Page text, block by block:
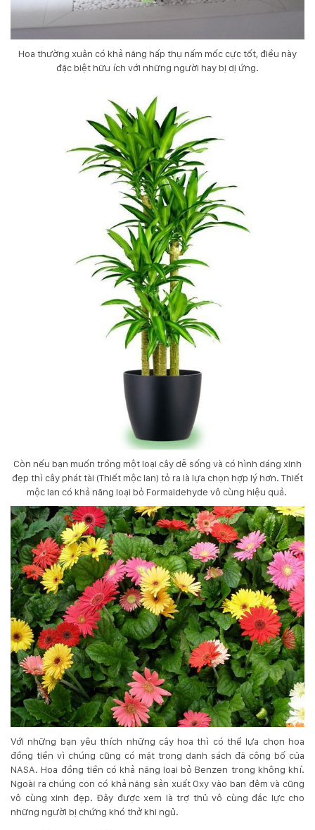
Hoa thường xuân có khả năng hấp thụ nấm mốc cực tốt, điều này
đặc biệt hữu ích với những người hay bị dị ứng.
Còn nếu bạn muốn trồng một loại cây dễ sống và có hình dáng xinh
đẹp thì cây phát tài (Thiết mộc lan) tỏ ra là lựa chọn hợp lý hơn. Thiết
mộc lan có khả năng loại bỏ Formaldehyde vô cùng hiệu quả.
Với những bạn yêu thích những cây hoa thì có thể lựa chọn hoa
đồng tiền vì chúng cũng có mặt trong danh sách đã công bố của
NASA. Hoa đồng tiền có khả năng loại bỏ Benzen trong không khí.
Ngoài ra chúng con có khả năng sản xuất Oxy vào ban đêm và cũng
vô cùng xinh đẹp. Đây được xem là trợ thủ vô cùng đắc lực cho
những người bị chứng khó thở khi ngủ.